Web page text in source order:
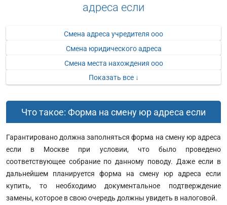
адреса если
Смена адреса учредителя ооо
Смена юридического адреса
Смена места нахождения ооо
Показать все ↓
Что такое: Форма на смену юр адреса если
Гарантировано должна заполняться форма на смену юр адреса
если в Москве при условии, что было проведено
соответствующее собрание по данному поводу. Даже если в
дальнейшем планируется форма на смену юр адреса если
купить, то необходимо документальное подтверждение
замены, которое в свою очередь должны увидеть в налоговой.